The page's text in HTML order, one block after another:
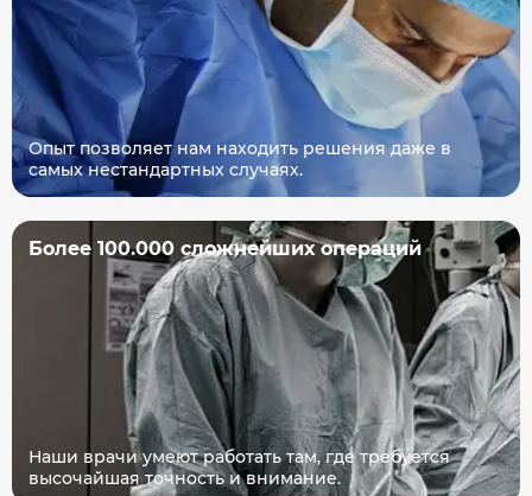
Опыт позволяет нам находить решения даже в
самых нестандартных случаях.
Более 100.000 сложнейших операций
Наши врачи умеют работать там, где требуется
высочайшая точность и внимание.